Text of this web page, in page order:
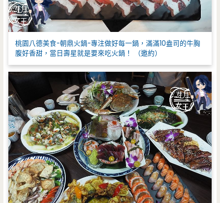
桃園八德美食-朝鼎火鍋-專注做好每一鍋，滿滿10盎司的牛胸
腹好香甜，當日壽星就是要來吃火鍋！ （邀約）